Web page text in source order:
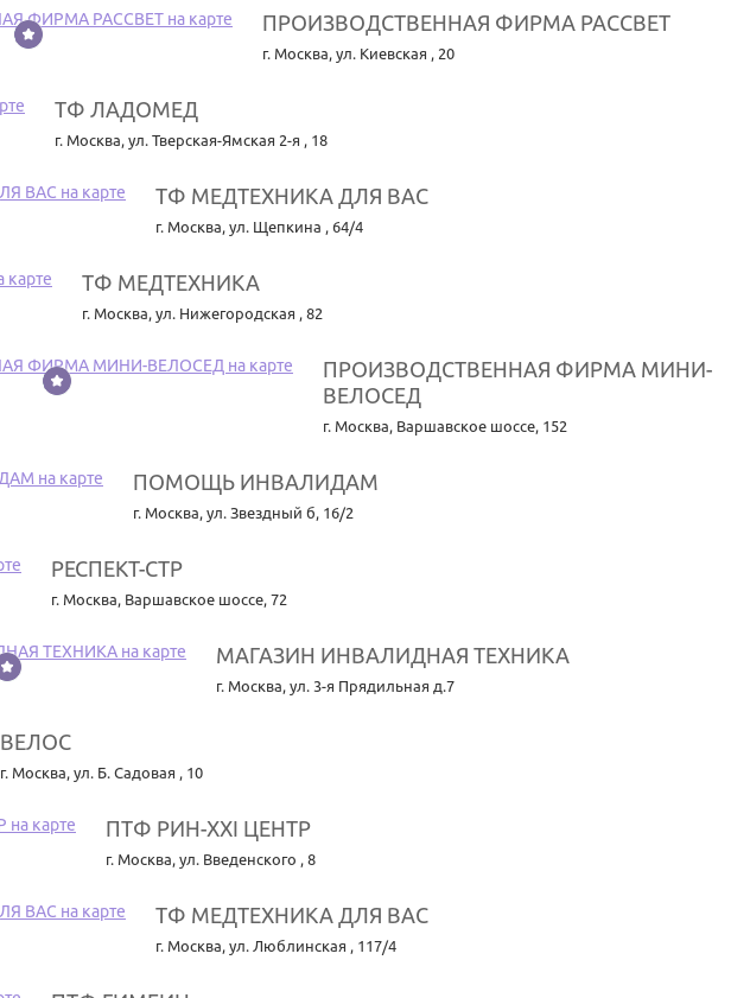
ПРОИЗВОДСТВЕННАЯ ФИРМА РАССВЕТ
г. Москва, ул. Киевская , 20
ТФ ЛАДОМЕД
г. Москва, ул. Тверская-Ямская 2-я , 18
ТФ МЕДТЕХНИКА ДЛЯ ВАС
г. Москва, ул. Щепкина , 64/4
ТФ МЕДТЕХНИКА
г. Москва, ул. Нижегородская , 82
ПРОИЗВОДСТВЕННАЯ ФИРМА МИНИ-
ВЕЛОСЕД
г. Москва, Варшавское шоссе, 152
ПОМОЩЬ ИНВАЛИДАМ
г. Москва, ул. Звездный б, 16/2
РЕСПЕКТ-СТР
г. Москва, Варшавское шоссе, 72
МАГАЗИН ИНВАЛИДНАЯ ТЕХНИКА
г. Москва, ул. 3-я Прядильная д.7
ВЕЛОС
г. Москва, ул. Б. Садовая , 10
ПТФ РИН-XXI ЦЕНТР
г. Москва, ул. Введенского , 8
ТФ МЕДТЕХНИКА ДЛЯ ВАС
г. Москва, ул. Люблинская , 117/4